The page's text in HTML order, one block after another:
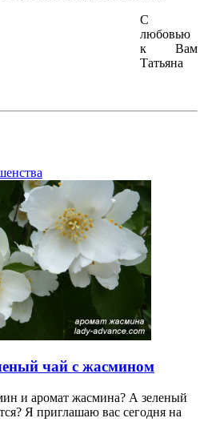
С
любовью
к Вам
Татьяна
чай с жасмином
и аромат жасмина? А зеленый
Я приглашаю вас сегодня на